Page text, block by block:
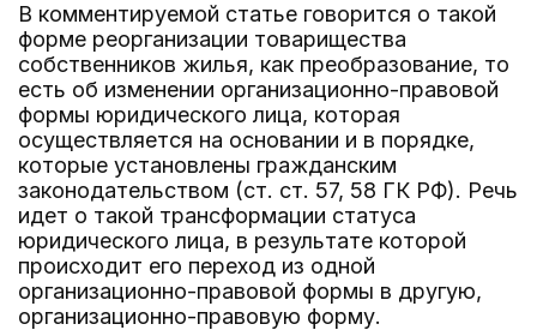
В комментируемой статье говорится о такой
форме реорганизации товарищества
собственников жилья, как преобразование, то
есть об изменении организационно-правовой
формы юридического лица, которая
осуществляется на основании и в порядке,
которые установлены гражданским
законодательством (ст. ст. 57, 58 ГК РФ). Речь
идет о такой трансформации статуса
юридического лица, в результате которой
происходит его переход из одной
организационно-правовой формы в другую,
организационно-правовую форму.